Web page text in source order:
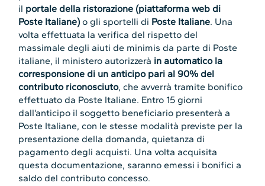
il portale della ristorazione (piattaforma web di
Poste Italiane)o gli sportelli di Poste Italiane. Una
volta effettuata la verifica del rispetto del
massimale degli aiuti de minimis da parte di Poste
italiane, il ministero autorizzerà in automatico la
corresponsione di un anticipo pari al 90% del
contributo riconosciuto, che avverrà tramite bonifico
effettuato da Poste Italiane. Entro 15 giorni
dall’anticipo il soggetto beneficiario presenterà a
Poste Italiane, con le stesse modalità previste per la
presentazione della domanda, quietanza di
pagamento degli acquisti. Una volta acquisita
questa documentazione, saranno emessi i bonifici a
saldo del contributo concesso.